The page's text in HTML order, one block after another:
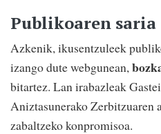
Publikoaren saria
Azkenik, ikusentzuleek
izango dute webgunean,
bitartez. Lan irabazleak
Aniztasunerako Zerbitzuaren
zabaltzeko konpromisoa.